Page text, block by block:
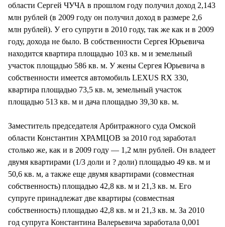
области Сергей ЧУЧА в прошлом году получил доход 2,143
млн рублей (в 2009 году он получил доход в размере 2,6
млн рублей). У его супруги в 2010 году, так же как и в 2009
году, дохода не было. В собственности Сергея Юрьевича
находится квартира площадью 103 кв. м и земельный
участок площадью 586 кв. м. У жены Сергея Юрьевича в
собственности имеется автомобиль LEXUS RX 330,
квартира площадью 73,5 кв. м, земельный участок
площадью 513 кв. м и дача площадью 39,30 кв. м.
Заместитель председателя Арбитражного суда Омской
области Константин ХРАМЦОВ за 2010 год заработал
столько же, как и в 2009 году — 1,2 млн рублей. Он владеет
двумя квартирами (1/3 доли и ? доли) площадью 49 кв. м и
50,6 кв. м, а также еще двумя квартирами (совместная
собственность) площадью 42,8 кв. м и 21,3 кв. м. Его
супруге принадлежат две квартиры (совместная
собственность) площадью 42,8 кв. м и 21,3 кв. м. За 2010
год супруга Константина Валерьевича заработала 0,001